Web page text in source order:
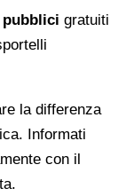
gratuiti
la differenza
Informati
con il